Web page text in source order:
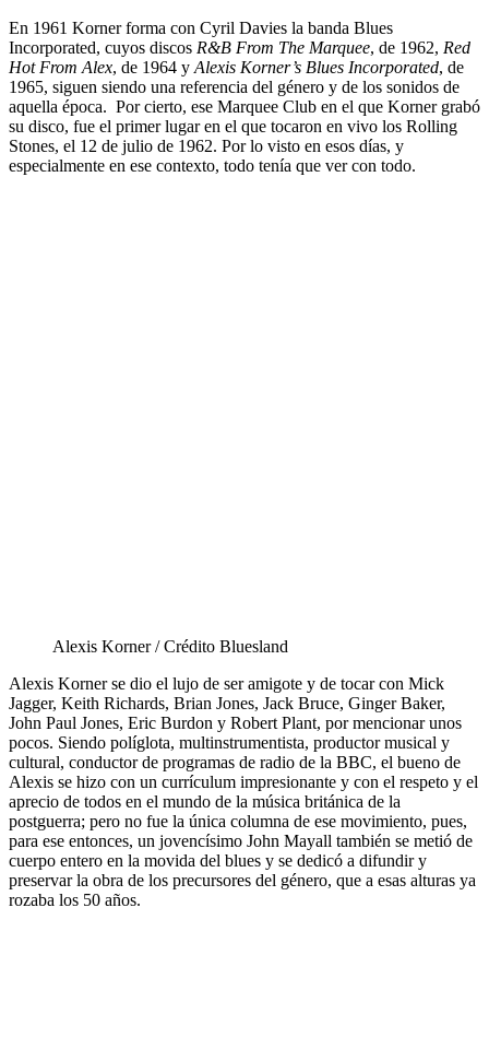
En 1961 Korner forma con Cyril Davies la banda Blues
Incorporated, cuyos discos R&B From The Marquee, de 1962, Red
Hot From Alex, de 1964 yAlexis Korner’s Blues Incorporated, de
1965, siguen siendo una referencia del género y de los sonidos de
aquella época. Por cierto, ese Marquee Club en el que Korner grabó
su disco, fue el primer lugar en el que tocaron en vivo los Rolling
Stones, el 12 de julio de 1962. Por lo visto en esos días, y
especialmente en ese contexto, todo tenía que ver con todo.
Alexis Korner / Crédito Bluesland
Alexis Korner se dio el lujo de ser amigote y de tocar con Mick
Jagger, Keith Richards, Brian Jones, Jack Bruce, Ginger Baker,
John Paul Jones, Eric Burdon y Robert Plant, por mencionar unos
pocos. Siendo políglota, multinstrumentista, productor musical y
cultural, conductor de programas de radio de la BBC, el bueno de
Alexis se hizo con un currículum impresionante y con el respeto y el
aprecio de todos en el mundo de la música británica de la
postguerra; pero no fue la única columna de ese movimiento, pues,
para ese entonces, un jovencísimo John Mayall también se metió de
cuerpo entero en la movida del blues y se dedicó a difundir y
preservar la obra de los precursores del género, que a esas alturas ya
rozaba los 50 años.